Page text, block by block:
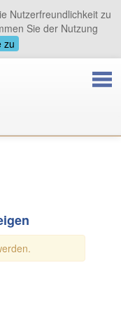
Nutzerfreundlichkeit zu
Sie der Nutzung
zu